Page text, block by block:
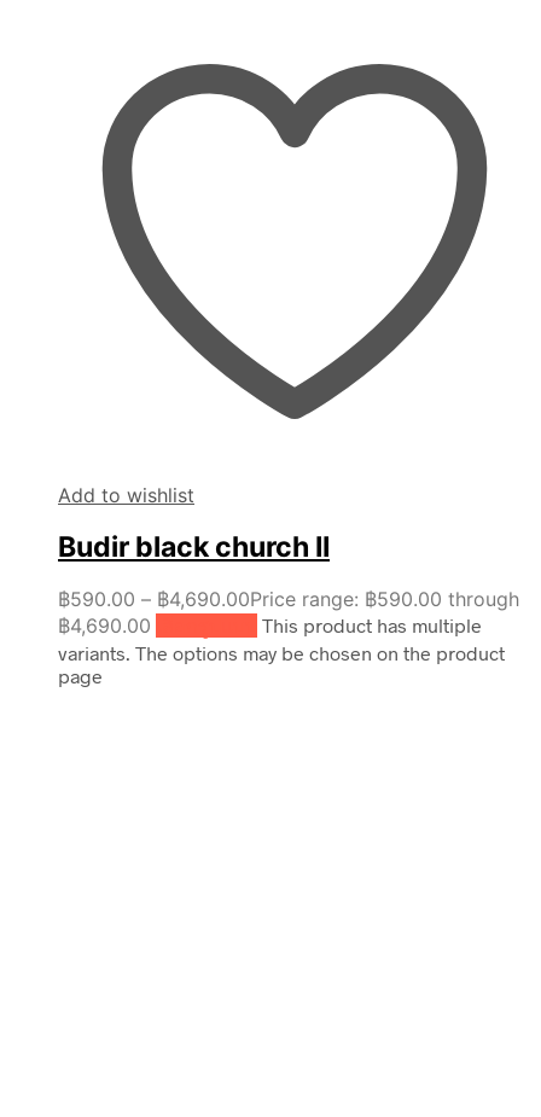
Add to wishlist
Budir black church II
฿590.00 – ฿4,690.00Price range: ฿590.00 through
฿4,690.00
This product has multiple
variants. The options may be chosen on the product
page